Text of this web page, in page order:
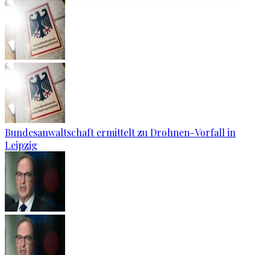
Bundesanwaltschaft ermittelt zu Drohnen-Vorfall in
Leipzig